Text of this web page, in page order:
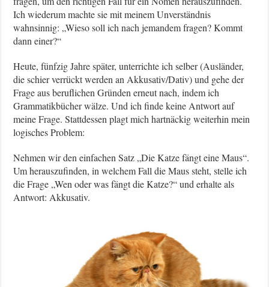
Ich wiederum machte sie mit meinem Unverständnis
wahnsinnig: „Wieso soll ich nach jemandem fragen? Kommt
dann einer?“
Heute, fünfzig Jahre später, unterrichte ich selber (Ausländer,
die schier verrückt werden an Akkusativ/Dativ) und gehe der
Frage aus beruflichen Gründen erneut nach, indem ich
Grammatikbücher wälze. Und ich finde keine Antwort auf
meine Frage. Stattdessen plagt mich hartnäckig weiterhin mein
logisches Problem:
Nehmen wir den einfachen Satz „Die Katze fängt eine Maus“.
Um herauszufinden, in welchem Fall die Maus steht, stelle ich
die Frage „Wen oder was fängt die Katze?“ und erhalte als
Antwort: Akkusativ.